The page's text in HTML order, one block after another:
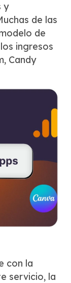
y
de las
de
ingresos
Candy
con la
servicio, la